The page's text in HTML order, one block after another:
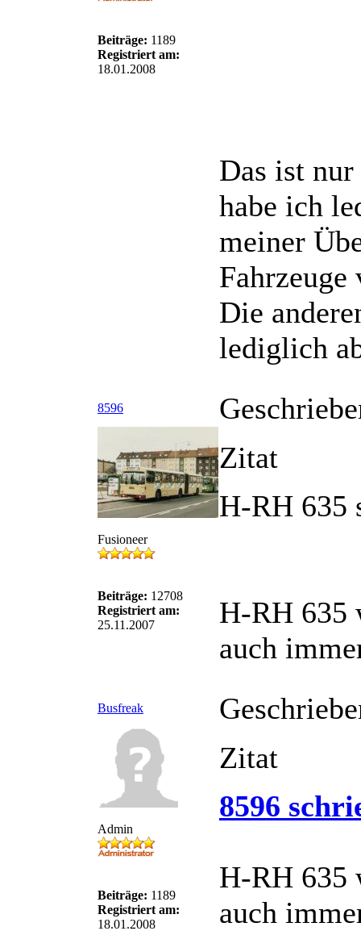
Beiträge: 1189
Registriert am:
18.01.2008
Das ist
habe ich
meiner
Fahrzeuge
Die
lediglich
8596
Fusioneer
Beiträge: 12708
Registriert am:
25.11.2007
Zitat
H-RH 635
H-RH 635
auch
Busfreak
Admin
Beiträge: 1189
Registriert am:
18.01.2008
Zitat
8596
H-RH 635
auch